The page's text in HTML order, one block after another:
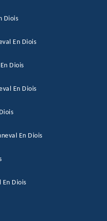
Diois
En Diois
Diois
En Diois
En Diois
En Diois